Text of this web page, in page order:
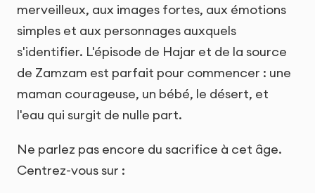
merveilleux, aux images fortes, aux émotions
simples et aux personnages auxquels
s'identifier. L'épisode de Hajar et de la source
de Zamzam est parfait pour commencer : une
maman courageuse, un bébé, le désert, et
l'eau qui surgit de nulle part.
Ne parlez pas encore du sacrifice à cet âge.
Centrez-vous sur :